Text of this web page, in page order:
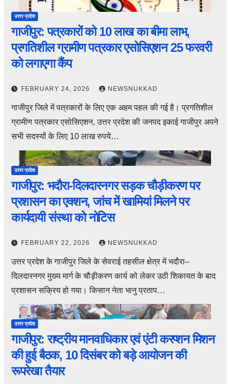
उत्तर प्रदेश
गाजीपुर: पत्रकारों को 10 लाख का बीमा लाभ,
प्रगतिशील ग्रामीण पत्रकार एसोसिएशन 25 फरवरी
को लगाएगा कैंप
FEBRUARY 24, 2026 NEWSNUKKAD
गाजीपुर जिले में पत्रकारों के लिए एक अहम पहल की गई है। प्रगतिशील
ग्रामीण पत्रकार एसोसिएशन, उत्तर प्रदेश की जनपद इकाई गाजीपुर अपने
सभी सदस्यों के लिए 10 लाख रुपये…
उत्तर प्रदेश
गाजीपुर: भदौरा-दिलदारनगर सड़क चौड़ीकरण पर
प्रशासन का एक्शन, जांच में खामियां मिलने पर
कार्यदायी संस्था को नोटिस
FEBRUARY 22, 2026 NEWSNUKKAD
उत्तर प्रदेश के गाजीपुर जिले के सेवराई तहसील क्षेत्र में भदौरा–
दिलदारनगर मुख्य मार्ग के चौड़ीकरण कार्य को लेकर उठी शिकायत के बाद
प्रशासन सक्रिय हो गया। किसान नेता भानु प्रताप…
उत्तर प्रदेश
गाजीपुर: राष्ट्रीय मानवाधिकार एवं एंटी करप्शन मिशन
की हुई बैठक, 10 दिसंबर को बड़े आयोजन की
रूपरेखा तैयार